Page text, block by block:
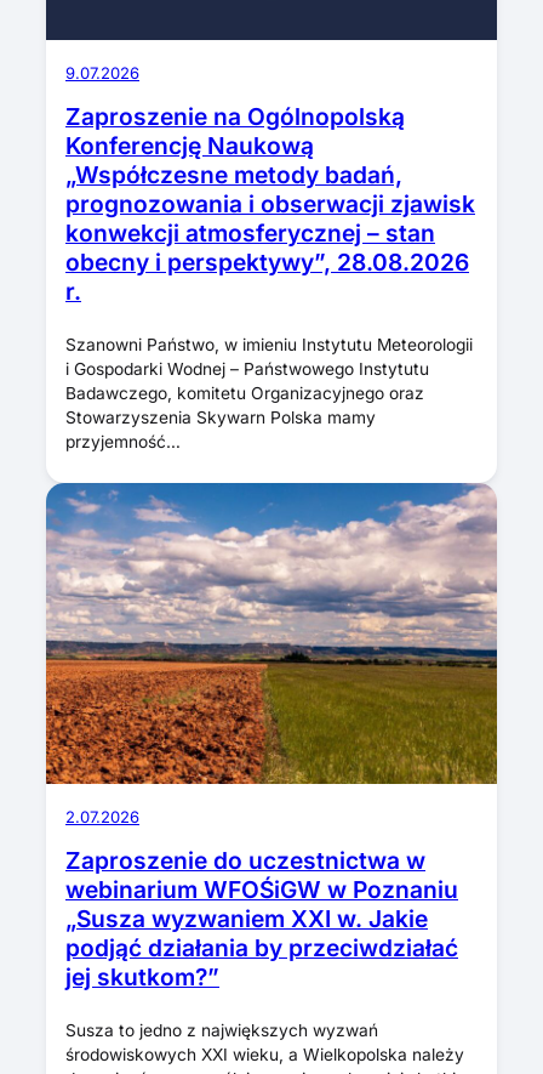
9.07.2026
Zaproszenie na Ogólnopolską
Konferencję Naukową
„Współczesne metody badań,
prognozowania i obserwacji zjawisk
konwekcji atmosferycznej – stan
obecny i perspektywy”, 28.08.2026
r.
Szanowni Państwo, w imieniu Instytutu Meteorologii
i Gospodarki Wodnej – Państwowego Instytutu
Badawczego, komitetu Organizacyjnego oraz
Stowarzyszenia Skywarn Polska mamy
przyjemność…
2.07.2026
Zaproszenie do uczestnictwa w
webinarium WFOŚiGW w Poznaniu
„Susza wyzwaniem XXI w. Jakie
podjąć działania by przeciwdziałać
jej skutkom?”
Susza to jedno z największych wyzwań
środowiskowych XXI wieku, a Wielkopolska należy